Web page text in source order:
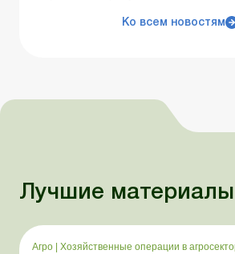
Ко всем новостям
Лучшие материалы
Агро Хозяйственные операции в